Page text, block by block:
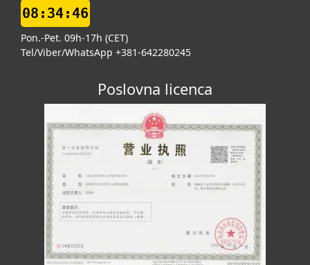
08:34:47
Pon.-Pet. 09h-17h (CET)
Tel/Viber/WhatsApp +381-642280245
Poslovna licenca